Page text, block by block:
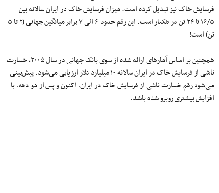
فرسایش خاک نیز تبدیل کرده است. میزان فرسایش خاک در ایران سالانه بین
۱۶/۵ تا ۲۴ تن در هکتار است. این رقم حدود ۶ الی ۷ برابر میانگین جهانی (۲ تا ۵
تن) است!
همچنین بر اساس آمارهای ارائه شده از سوی بانک جهانی در سال ۲۰۰۵، خسارت
ناشی از فرسایش خاک در ایران سالانه ۱۰ میلیارد دلار ارزیابی می‌شود. پیش‌بینی
می‌شود رقم خسارت ناشی از فرسایش خاک در ایران، اکنون و پس از دو دهه، با
افزایش بیشتری روبرو شده باشد.